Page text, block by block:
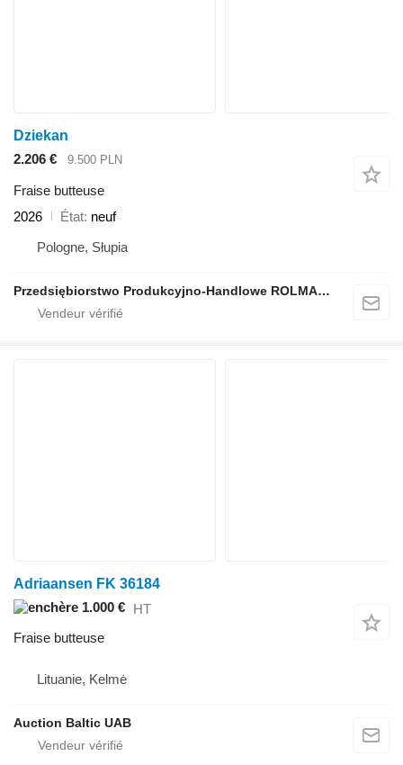
Dziekan
2.206 €
9.500 PLN
Fraise butteuse
2026
État neuf
Pologne, Słupia
Przedsiębiorstwo Produkcyjno-Handlowe ROLMAPOL Marcin Dziekan
Adriaansen FK 36184
1.000 € HT
Fraise butteuse
Lituanie, Kelmė
Auction Baltic UAB